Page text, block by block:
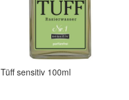
Tüff sensitiv 100ml